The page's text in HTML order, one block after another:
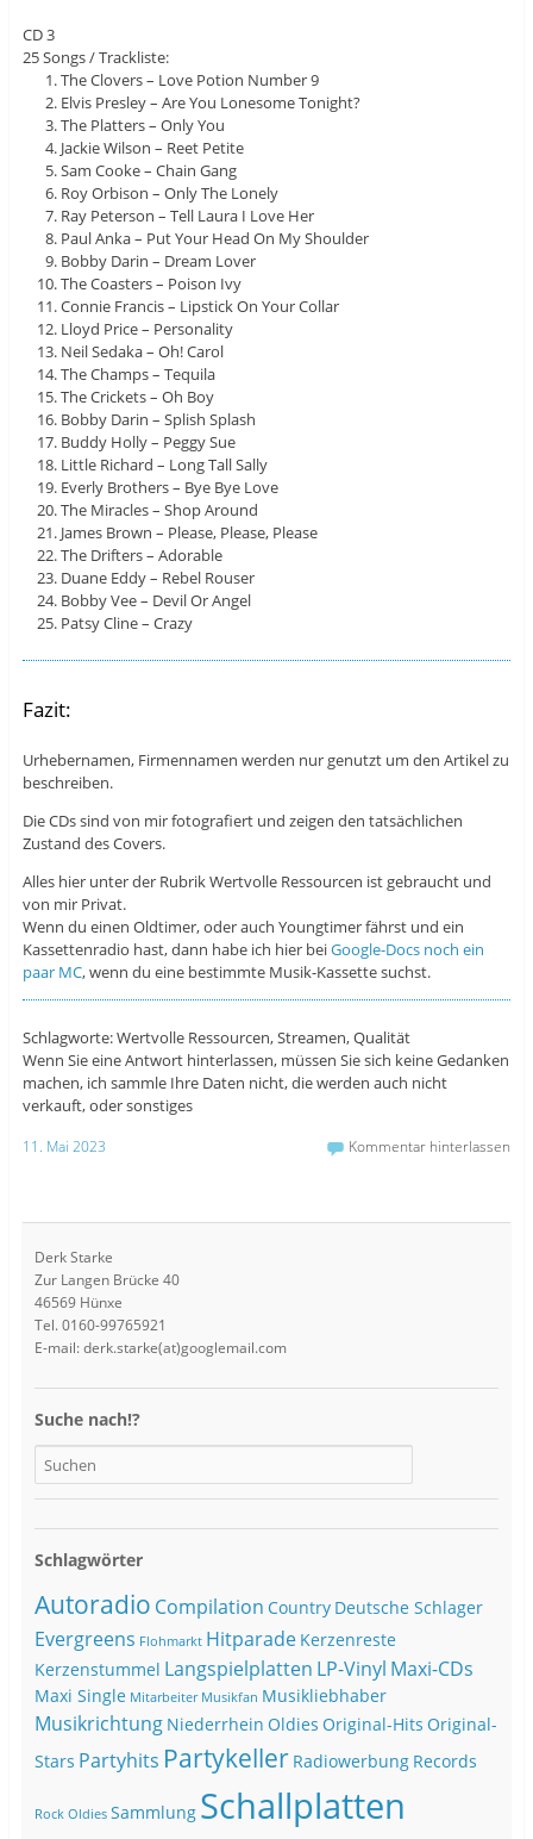
CD 3
25 Songs / Trackliste:
The Clovers – Love Potion Number 9
Elvis Presley – Are You Lonesome Tonight?
The Platters – Only You
Jackie Wilson – Reet Petite
Sam Cooke – Chain Gang
Roy Orbison – Only The Lonely
Ray Peterson – Tell Laura I Love Her
Paul Anka – Put Your Head On My Shoulder
Bobby Darin – Dream Lover
The Coasters – Poison Ivy
Connie Francis – Lipstick On Your Collar
Lloyd Price – Personality
Neil Sedaka – Oh! Carol
The Champs – Tequila
The Crickets – Oh Boy
Bobby Darin – Splish Splash
Buddy Holly – Peggy Sue
Little Richard – Long Tall Sally
Everly Brothers – Bye Bye Love
The Miracles – Shop Around
James Brown – Please, Please, Please
The Drifters – Adorable
Duane Eddy – Rebel Rouser
Bobby Vee – Devil Or Angel
Patsy Cline – Crazy
Fazit:
Urhebernamen, Firmennamen werden nur genutzt um den Artikel zu
beschreiben.
Die CDs sind von mir fotografiert und zeigen den tatsächlichen
Zustand des Covers.
Alles hier unter der Rubrik Wertvolle Ressourcen ist gebraucht und
von mir Privat.
Wenn du einen Oldtimer, oder auch Youngtimer fährst und ein
Kassettenradio hast, dann habe ich hier beiGoogle-Docs noch ein
paar MC, wenn du eine bestimmte Musik-Kassette suchst.
Schlagworte: Wertvolle Ressourcen, Streamen, Qualität
Wenn Sie eine Antwort hinterlassen, müssen Sie sich keine Gedanken
machen, ich sammle Ihre Daten nicht, die werden auch nicht
verkauft, oder sonstiges
11. Mai 2023 Kommentar hinterlassen
Derk Starke
Zur Langen Brücke 40
46569 Hünxe
Tel. 0160-99765921
E-mail: derk.starke(at)googlemail.com
Suche nach!?
Schlagwörter
Autoradio Compilation Country Deutsche Schlager
Evergreens Flohmarkt Hitparade Kerzenreste
Kerzenstummel Langspielplatten LP-Vinyl Maxi-CDs
Maxi Single Mitarbeiter Musikfan Musikliebhaber
Musikrichtung Niederrhein Oldies Original-Hits Original-
Stars Partyhits Partykeller Radiowerbung Records
Rock Oldies Sammlung Schallplatten